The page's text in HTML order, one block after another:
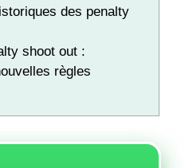
des penalty
shoot out :
règles